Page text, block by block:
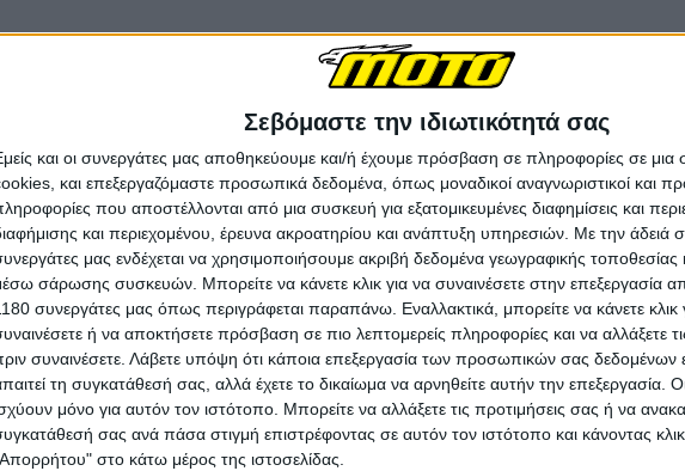
Σεβόμαστε την ιδιωτικότητά σας
και οι συνεργάτες μας αποθηκεύουμε και/ή έχουμε πρόσβαση σε πληροφορίες σε
και επεξεργαζόμαστε προσωπικά δεδομένα, όπως μοναδικοί αναγνωριστικοί και
που αποστέλλονται από μια συσκευή για εξατομικευμένες διαφημίσεις και
και περιεχομένου, έρευνα ακροατηρίου και ανάπτυξη υπηρεσιών. Με την άδειά
μας ενδέχεται να χρησιμοποιήσουμε ακριβή δεδομένα γεωγραφικής τοποθεσίας
σάρωσης συσκευών. Μπορείτε να κάνετε κλικ για να συναινέσετε στην επεξεργασία
συνεργάτες μας όπως περιγράφεται παραπάνω. Εναλλακτικά, μπορείτε να κάνετε κλικ
ή να αποκτήσετε πρόσβαση σε πιο λεπτομερείς πληροφορίες και να αλλάξετε
συναινέσετε. Λάβετε υπόψη ότι κάποια επεξεργασία των προσωπικών σας δεδομένων
τη συγκατάθεσή σας, αλλά έχετε το δικαίωμα να αρνηθείτε αυτήν την επεξεργασία.
μόνο για αυτόν τον ιστότοπο. Μπορείτε να αλλάξετε τις προτιμήσεις σας ή να
σας ανά πάσα στιγμή επιστρέφοντας σε αυτόν τον ιστότοπο και κάνοντας
στο κάτω μέρος της ιστοσελίδας.